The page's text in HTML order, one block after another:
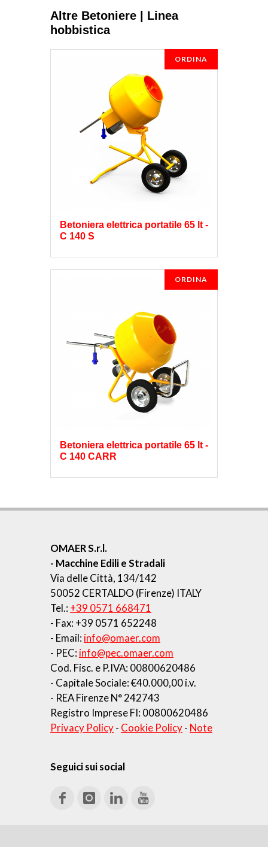
Altre Betoniere | Linea
hobbistica
ORDINA
Betoniera elettrica portatile 65 lt -
C 140 S
ORDINA
Betoniera elettrica portatile 65 lt -
C 140 CARR
OMAER S.r.l.
- Macchine Edili e Stradali
Via delle Città, 134/142
50052 CERTALDO (Firenze) ITALY
Tel.: +39 0571 668471
- Fax: +39 0571 652248
- Email: info@omaer.com
- PEC: info@pec.omaer.com
Cod. Fisc. e P.IVA: 00800620486
- Capitale Sociale: €40.000,00 i.v.
- REA Firenze N° 242743
Registro Imprese FI: 00800620486
Privacy Policy- Cookie Policy- Note
Seguici sui social